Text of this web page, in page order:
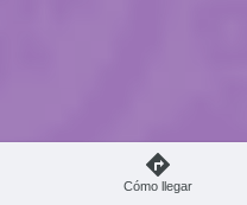
Cómo llegar